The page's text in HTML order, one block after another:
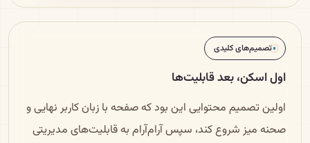
تصمیم‌های کلیدی
اول اسکن، بعد قابلیت‌ها
اولین تصمیم محتوایی این بود که صفحه با زبان کاربر نهایی و
صحنه میز شروع کند، سپس آرام‌آرام به قابلیت‌های مدیریتی